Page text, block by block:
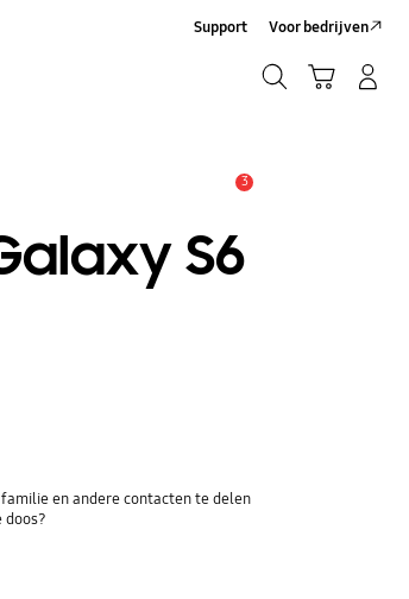
Support Voor bedrijven
3
S6
en andere contacten te delen
doos?